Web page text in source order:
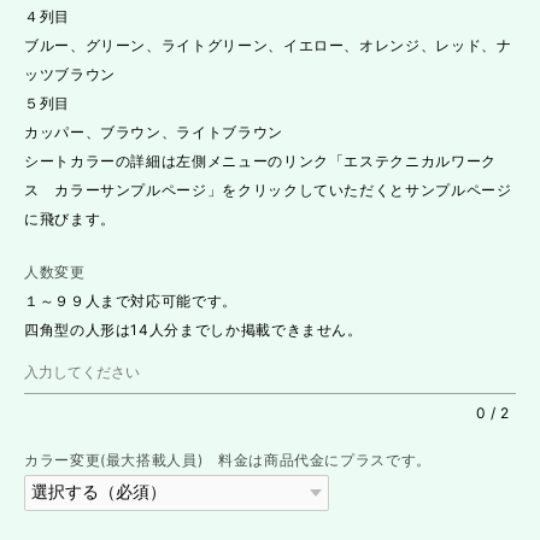
４列目
ブルー、グリーン、ライトグリーン、イエロー、オレンジ、レッド、ナ
ッツブラウン
５列目
カッパー、ブラウン、ライトブラウン
シートカラーの詳細は左側メニューのリンク「エステクニカルワーク
ス カラーサンプルページ」をクリックしていただくとサンプルページ
に飛びます。
人数変更
１～９９人まで対応可能です。
四角型の人形は14人分までしか掲載できません。
0 / 2
カラー変更(最大搭載人員) 料金は商品代金にプラスです。